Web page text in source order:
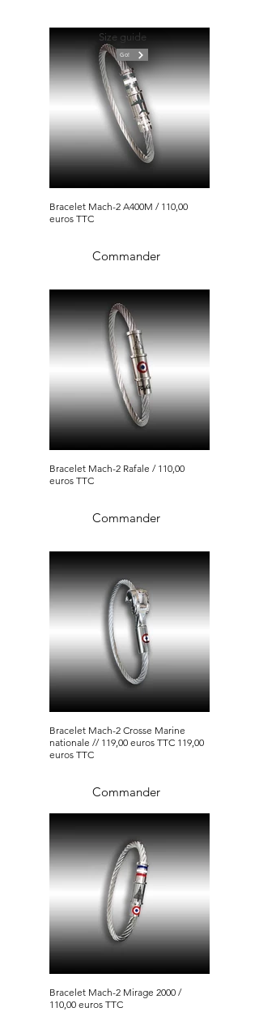
Bracelet Mach-2 A400M / 110,00
euros TTC
Commander
Bracelet Mach-2 Rafale / 110,00
euros TTC
Commander
Bracelet Mach-2 Crosse Marine
nationale // 119,00 euros TTC 119,00
euros TTC
Commander
Bracelet Mach-2 Mirage 2000 /
110,00 euros TTC
Size guide
Go!